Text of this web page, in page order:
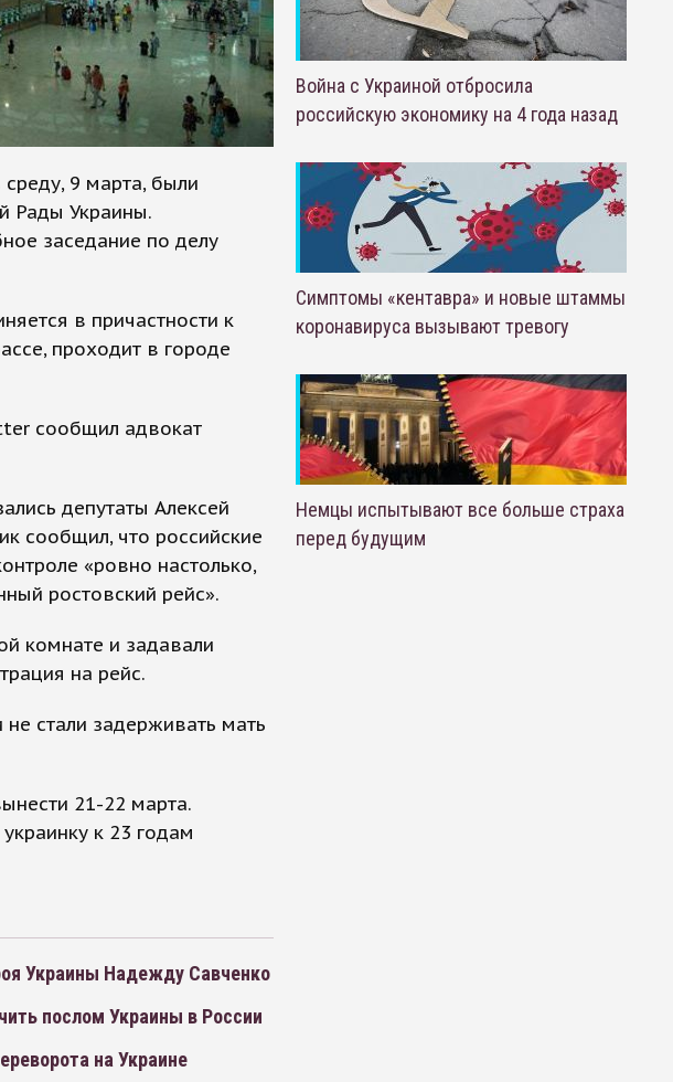
9 марта, были
Рады Украины.
заседание по делу
в причастности к
проходит в городе
сообщил адвокат
депутаты Алексей
сообщил, что российские
«ровно настолько,
ростовский рейс».
комнате и задавали
на рейс.
стали задерживать мать
21-22 марта.
к 23 годам
Украины Надежду Савченко
послом Украины в России
на Украине
Война с Украиной отбросила
российскую экономику на 4 года назад
Симптомы «кентавра» и новые штаммы
коронавируса вызывают тревогу
Немцы испытывают все больше страха
перед будущим